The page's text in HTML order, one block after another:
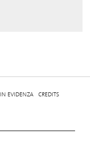
IN EVIDENZA CREDITS